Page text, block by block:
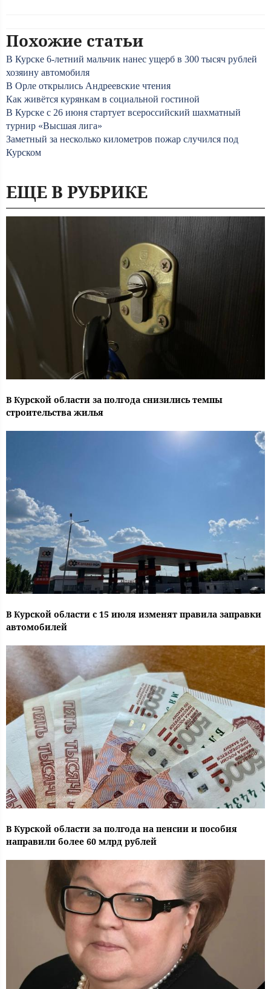
Похожие статьи
В Курске 6-летний мальчик нанес ущерб в 300 тысяч рублей
хозяину автомобиля
В Орле открылись Андреевские чтения
Как живётся курянкам в социальной гостиной
В Курске с 26 июня стартует всероссийский шахматный
турнир «Высшая лига»
Заметный за несколько километров пожар случился под
Курском
ЕЩЕ В РУБРИКЕ
В Курской области за полгода снизились темпы
строительства жилья
В Курской области с 15 июля изменят правила заправки
автомобилей
В Курской области за полгода на пенсии и пособия
направили более 60 млрд рублей